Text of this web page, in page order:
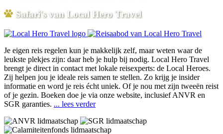
Safari's van Local Hero Travel
Je eigen reis regelen kun je makkelijk zelf, maar weten waar de
leukste plekjes zijn: daar heb je hulp bij nodig. Local Hero Travel
brengt je direct in contact met lokale reisexperts: de Local Heroes.
Zij helpen jou je ideale reis samen te stellen. Zo krijg je insider
informatie en word je reis écht uniek. Of je nou met zijn tweeën reist
of je gezin. Boeken doe je via onze website, inclusief ANVR en
SGR garanties. ... lees verder